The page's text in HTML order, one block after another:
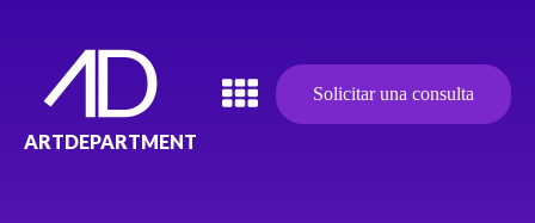
ARTDEPARTMENT
Solicitar una consulta